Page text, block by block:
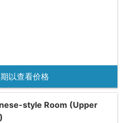
以查看价格
style Room (Upper